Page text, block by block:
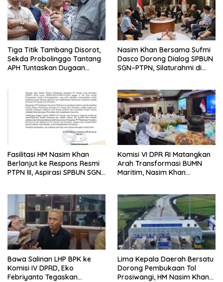
Tiga Titik Tambang Disorot,
Sekda Probolinggo Tantang
APH Tuntaskan Dugaan
Nasim Khan Bersama Sufmi
Dasco Dorong Dialog SPBUN
SGN–PTPN, Silaturahmi di
Fasilitasi HM Nasim Khan
Berlanjut ke Respons Resmi
PTPN III, Aspirasi SPBUN SGN
Direksi
Komisi VI DPR RI Matangkan
Arah Transformasi BUMN
Maritim, Nasim Khan
Bawa Salinan LHP BPK ke
Komisi IV DPRD, Eko
Febriyanto Tegaskan
Lima Kepala Daerah Bersatu
Dorong Pembukaan Tol
Prosiwangi, HM Nasim Khan